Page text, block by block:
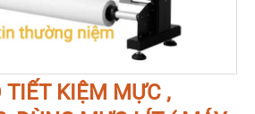
TIẾT KIỆM MỰC ,